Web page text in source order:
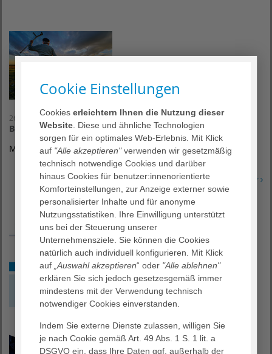
26. August 2026
Behandlung im Voraus planen
Mittwoch, 26.08.2026, 18:00 Uhr, AGAPLESION SIMEONSTIFT
Erfahren Sie mehr
Cookie Einstellungen
Cookieserleichtern Ihnen die Nutzung dieser
Website . Diese und ähnliche Technologien
sorgen für ein optimales Web-Erlebnis. Mit Klick
auf "Alle akzeptieren"verwenden wir gesetzmäßig
technisch notwendige Cookies und darüber
hinaus Cookies für benutzer:innenorientierte
Komforteinstellungen, zur Anzeige externer sowie
personalisierter Inhalte und für anonyme
Nutzungsstatistiken. Ihre Einwilligung unterstützt
uns bei der Steuerung unserer
Unternehmensziele. Sie können die Cookies
natürlich auch individuell konfigurieren. Mit Klick
auf „Auswahl akzeptieren“ oder "Alle ablehnen"
erklären Sie sich jedoch gesetzesgemäß immer
mindestens mit der Verwendung technisch
notwendiger Cookies einverstanden.
Indem Sie externe Dienste zulassen, willigen Sie
je nach Cookie gemäß Art. 49 Abs. 1 S. 1 lit. a
DSGVO ein, dass Ihre Daten ggf. außerhalb der